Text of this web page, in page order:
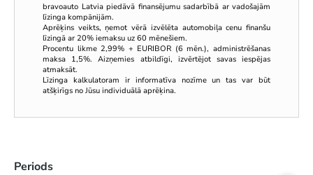
bravoauto Latvia piedāvā finansējumu sadarbībā ar vadošajām
līzinga kompānijām.
Aprēķins veikts, ņemot vērā izvēlēta automobiļa cenu finanšu
līzingā ar 20% iemaksu uz 60 mēnešiem.
Procentu likme 2,99% + EURIBOR (6 mēn.), administrēšanas
maksa 1,5%. Aizņemies atbildīgi, izvērtējot savas iespējas
atmaksāt.
Līzinga kalkulatoram ir informatīva nozīme un tas var būt
atšķirīgs no Jūsu individuālā aprēķina.
Periods